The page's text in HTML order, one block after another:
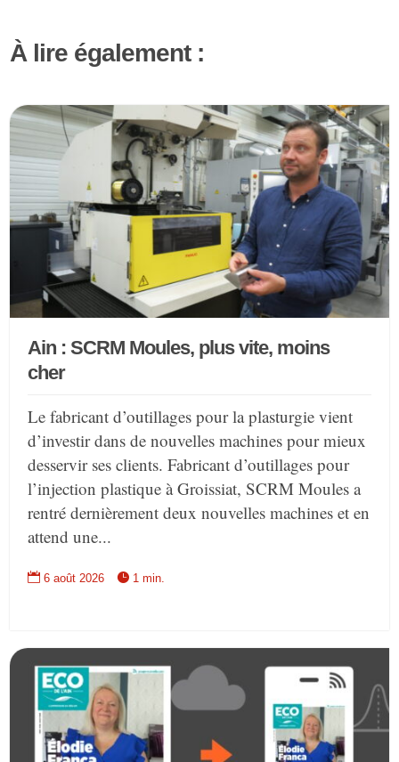
À lire également :
Ain : SCRM Moules, plus vite, moins
cher
Le fabricant d’outillages pour la plasturgie vient
d’investir dans de nouvelles machines pour mieux
desservir ses clients. Fabricant d’outillages pour
l’injection plastique à Groissiat, SCRM Moules a
rentré dernièrement deux nouvelles machines et en
attend une...
 6 août 2026  1 min.